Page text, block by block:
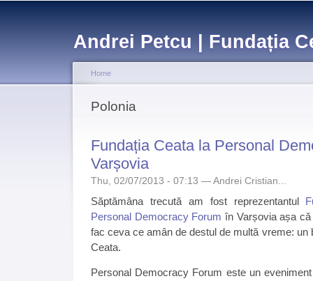
Andrei Petcu | Fundația
You are here
Home
Polonia
Fundația Ceata la Personal
Varșovia
Thu, 02/07/2013 - 07:13 —Andrei Cristian...
Săptămâna trecută am fost reprezentantul
Personal Democracy Forum în Varșovia așa
fac ceva ce amân de destul de multă vreme: un
Ceata.
Personal Democracy Forum este un eveniment